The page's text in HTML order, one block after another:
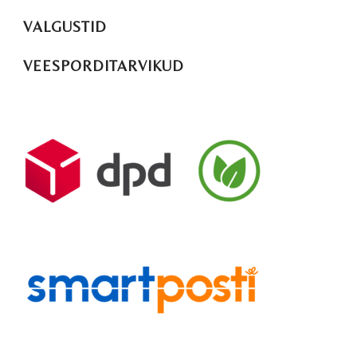
VALGUSTID
VEESPORDITARVIKUD